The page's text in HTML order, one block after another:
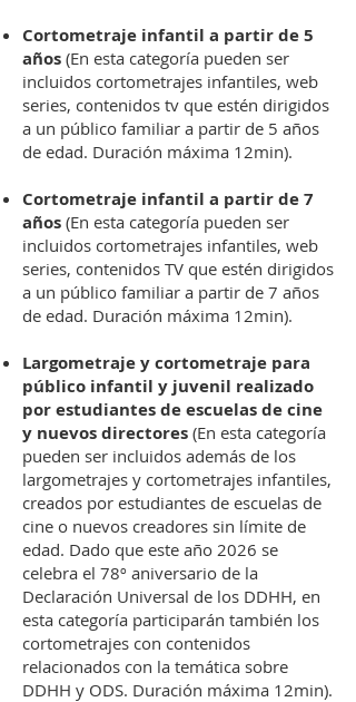
Cortometraje infantil a partir de 5
años (En esta categoría pueden ser
incluidos cortometrajes infantiles, web
series, contenidos tv que estén dirigidos
a un público familiar a partir de 5 años
de edad. Duración máxima 12min).
Cortometraje infantil a partir de 7
años (En esta categoría pueden ser
incluidos cortometrajes infantiles, web
series, contenidos TV que estén dirigidos
a un público familiar a partir de 7 años
de edad. Duración máxima 12min).
Largometraje y cortometraje para
público infantil y juvenil realizado
por estudiantes de escuelas de cine
y nuevos directores (En esta categoría
pueden ser incluidos además de los
largometrajes y cortometrajes infantiles,
creados por estudiantes de escuelas de
cine o nuevos creadores sin límite de
edad. Dado que este año 2026 se
celebra el 78º aniversario de la
Declaración Universal de los DDHH, en
esta categoría participarán también los
cortometrajes con contenidos
relacionados con la temática sobre
DDHH y ODS. Duración máxima 12min).